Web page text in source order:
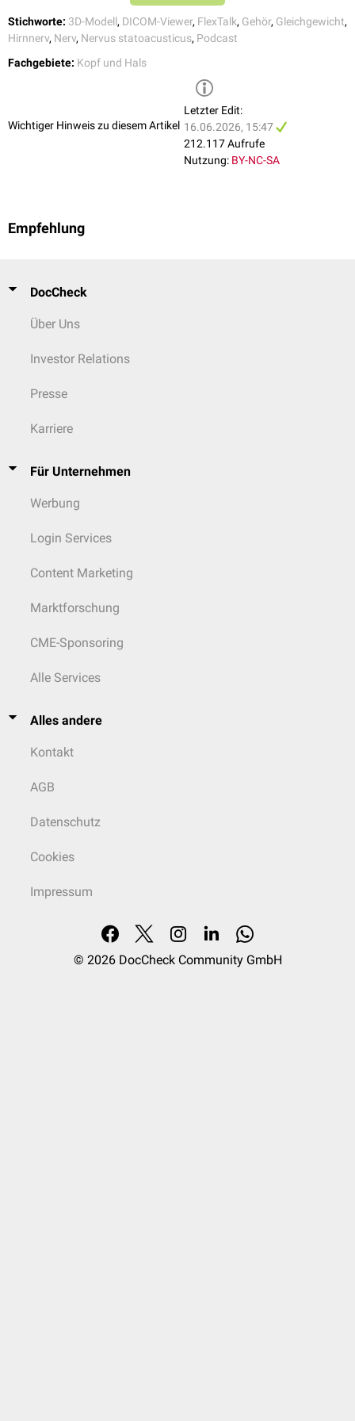
Stichworte: 3D-Modell, DICOM-Viewer, FlexTalk, Gehör, Gleichgewicht,
Hirnnerv, Nerv, Nervus statoacusticus, Podcast
Fachgebiete: Kopf und Hals
Wichtiger Hinweis zu diesem Artikel
Letzter Edit:
16.06.2026, 15:47
212.117 Aufrufe
Nutzung: BY-NC-SA
Empfehlung
DocCheck
Über Uns
Investor Relations
Presse
Karriere
Für Unternehmen
Werbung
Login Services
Content Marketing
Marktforschung
CME-Sponsoring
Alle Services
Alles andere
Kontakt
AGB
Datenschutz
Cookies
Impressum
© 2026 DocCheck Community GmbH